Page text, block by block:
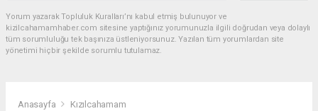
Yorum yazarak Topluluk Kuralları’nı kabul etmiş bulunuyor ve
kizilcahamamhaber.com sitesine yaptığınız yorumunuzla ilgili doğrudan veya dolaylı
tüm sorumluluğu tek başınıza üstleniyorsunuz. Yazılan tüm yorumlardan site
yönetimi hiçbir şekilde sorumlu tutulamaz.
Anasayfa Kızılcahamam